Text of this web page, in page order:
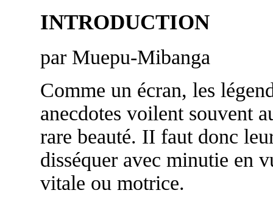
INTRODUCTION
par Muepu-Mibanga
Comme un écran, les
anecdotes voilent souvent
rare beauté. II faut donc
disséquer avec minutie en
vitale ou motrice.